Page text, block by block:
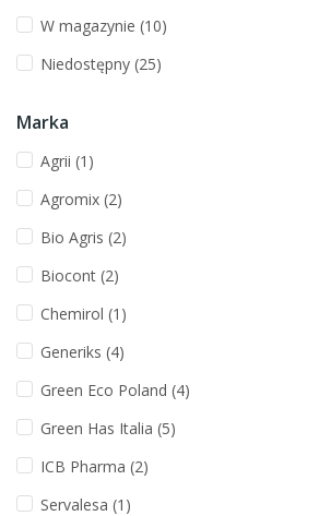
W magazynie (10)
Niedostępny (25)
Marka
Agrii (1)
Agromix (2)
Bio Agris (2)
Biocont (2)
Chemirol (1)
Generiks (4)
Green Eco Poland (4)
Green Has Italia (5)
ICB Pharma (2)
Servalesa (1)